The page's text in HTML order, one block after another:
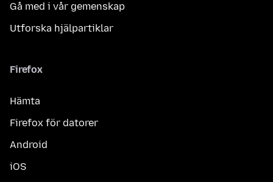
Gå med i vår gemenskap
Utforska hjälpartiklar
Firefox
Hämta
Firefox för datorer
Android
iOS